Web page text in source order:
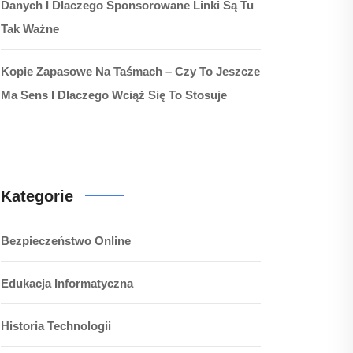
Danych I Dlaczego Sponsorowane Linki Są Tu
Tak Ważne
Kopie Zapasowe Na Taśmach – Czy To Jeszcze
Ma Sens I Dlaczego Wciąż Się To Stosuje
Kategorie
Bezpieczeństwo Online
Edukacja Informatyczna
Historia Technologii